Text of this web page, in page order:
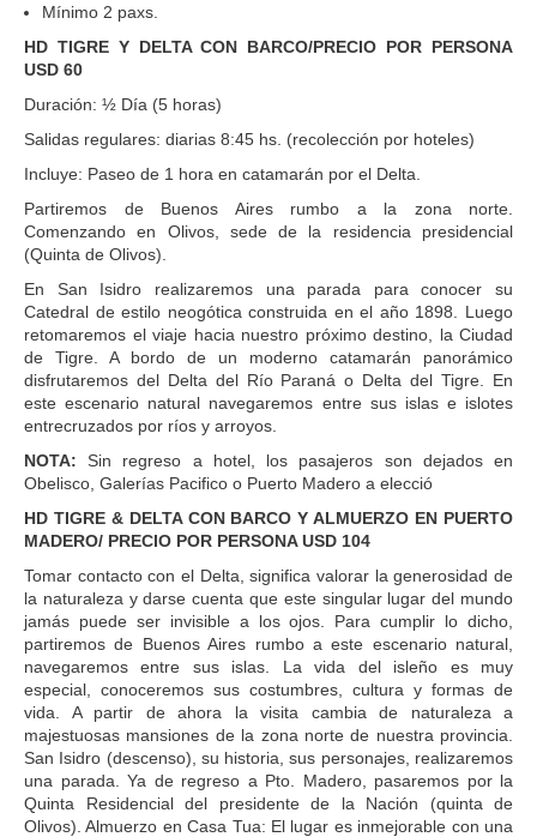
Mínimo 2 paxs.
HD TIGRE Y DELTA CON BARCO/PRECIO POR PERSONA
USD 60
Duración: ½ Día (5 horas)
Salidas regulares: diarias 8:45 hs. (recolección por hoteles)
Incluye: Paseo de 1 hora en catamarán por el Delta.
Partiremos de Buenos Aires rumbo a la zona norte.
Comenzando en Olivos, sede de la residencia presidencial
(Quinta de Olivos).
En San Isidro realizaremos una parada para conocer su
Catedral de estilo neogótica construida en el año 1898. Luego
retomaremos el viaje hacia nuestro próximo destino, la Ciudad
de Tigre. A bordo de un moderno catamarán panorámico
disfrutaremos del Delta del Río Paraná o Delta del Tigre. En
este escenario natural navegaremos entre sus islas e islotes
entrecruzados por ríos y arroyos.
NOTA:Sin regreso a hotel, los pasajeros son dejados en
Obelisco, Galerías Pacifico o Puerto Madero a elecció
HD TIGRE & DELTA CON BARCO Y ALMUERZO EN PUERTO
MADERO/ PRECIO POR PERSONA USD 104
Tomar contacto con el Delta, significa valorar la generosidad de
la naturaleza y darse cuenta que este singular lugar del mundo
jamás puede ser invisible a los ojos. Para cumplir lo dicho,
partiremos de Buenos Aires rumbo a este escenario natural,
navegaremos entre sus islas. La vida del isleño es muy
especial, conoceremos sus costumbres, cultura y formas de
vida. A partir de ahora la visita cambia de naturaleza a
majestuosas mansiones de la zona norte de nuestra provincia.
San Isidro (descenso), su historia, sus personajes, realizaremos
una parada. Ya de regreso a Pto. Madero, pasaremos por la
Quinta Residencial del presidente de la Nación (quinta de
Olivos). Almuerzo en Casa Tua: El lugar es inmejorable con una